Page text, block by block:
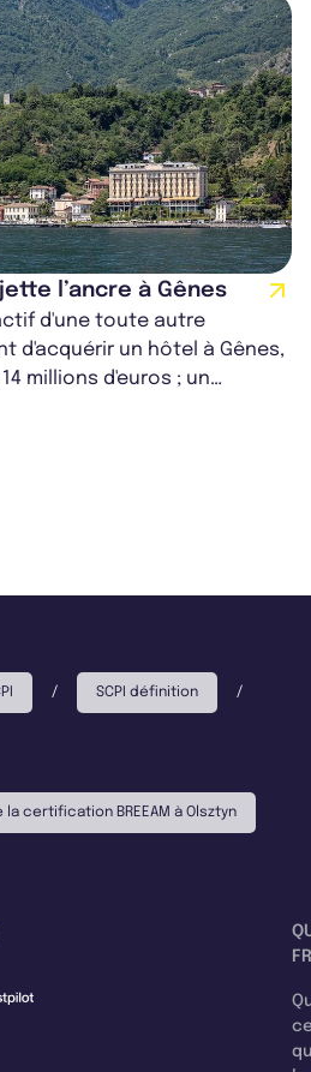
jette l’ancre à Gênes
d'une toute autre
d'acquérir un hôtel à Gênes,
millions d'euros ; un
avec ses...
/ SCPI définition /
certification BREEAM à Olsztyn